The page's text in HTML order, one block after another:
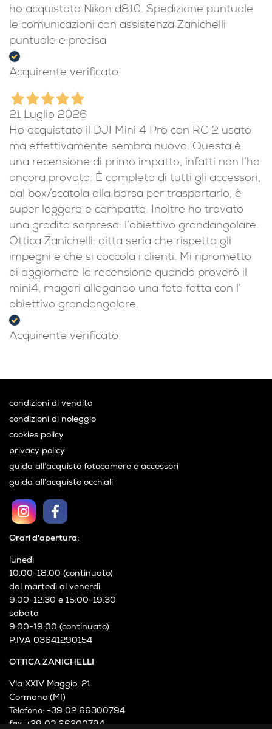
ho acquistato Nikon d810. Spedizione puntuale
le comunicazioni con assistenza Zanichelli
puntuale e precisa
Acquirente verificato
21 Luglio 2026
Ho acquistato il DJI Mini 4 Pro con RC 2 usato
ma effettivamente sembra nuovo. Questa è
una recensione di primo impatto, infatti non l’ho
ancora provato. È completo di tutti gli accessori,
dal box/scatola alla borsa per trasportarlo, è
super leggero e compatto. Inoltre ho trovato
una gradita sorpresa: l’obiettivo grandangolare.
Ottica Zanichelli: ditta seria che rispetta gli
impegni e che si coccola i clienti. Mi riprometto
di aggiornare la recensione quando proverò il
mini4, magari allegando una foto fatta con l’
obiettivo grandangolare.
Acquirente verificato
OTTICA ZANICHELLI
Via XXIV Maggio, 21
Cormano (MI)
Telefono: +39 02 66300794
fax: +39 02 66300794
Orari d'apertura:
lunedì
10:00-18:00 (continuato)
dal martedì al venerdì
9:00-12:30 e 15:00-19:30
sabato
9:00-19:00 (continuato)
P.IVA 03641290154
condizioni di vendita
condizioni di noleggio
cookies policy
privacy policy
guida all’acquisto fotocamere e accessori
guida all’acquisto occhiali